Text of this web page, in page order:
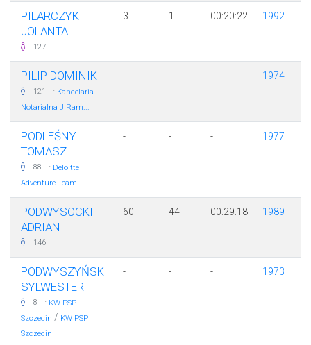
PILARCZYK
JOLANTA
127
3 1 00:20:22 1992
PILIP DOMINIK
121 · Kancelaria
Notarialna J Ram...
- - - 1974
PODLEŚNY
TOMASZ
88 · Deloitte
Adventure Team
- - - 1977
PODWYSOCKI
ADRIAN
146
60 44 00:29:18 1989
PODWYSZYŃSKI
SYLWESTER
8 · KW PSP
Szczecin / KW PSP
Szczecin
- - - 1973